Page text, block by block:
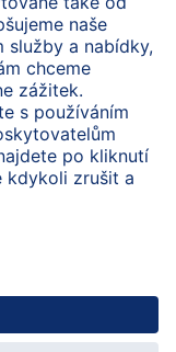
stránky
Imprint